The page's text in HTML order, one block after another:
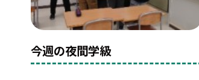
今週の夜間学級